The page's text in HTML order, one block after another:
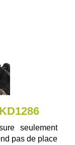
seulement
pas de place